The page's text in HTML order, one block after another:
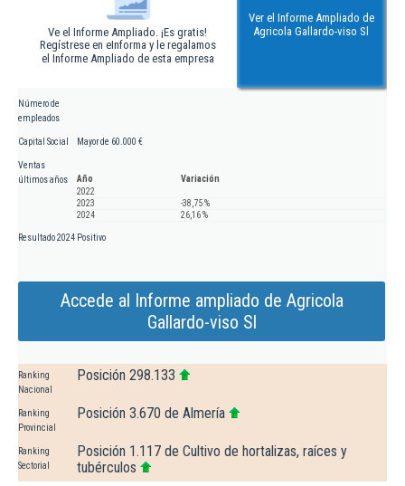
Ve el Informe Ampliado. ¡Es gratis!
Regístrese en eInforma y le regalamos
el Informe Ampliado de esta empresa
Ver el Informe Ampliado de
Agricola Gallardo-viso Sl
Número de
empleados
Capital Social Mayor de 60.000 €
Ventas
últimos años
Año
Variación
2022
2023
-38,75 %
2024
26,16 %
Resultado 2024 Positivo
Accede al Informe ampliado de Agricola
Gallardo-viso Sl
Ranking
Nacional
Posición 298.133
Ranking
Provincial
Posición 3.670 de Almería
Ranking
Sectorial
Posición 1.117 de Cultivo de hortalizas, raíces y
tubérculos